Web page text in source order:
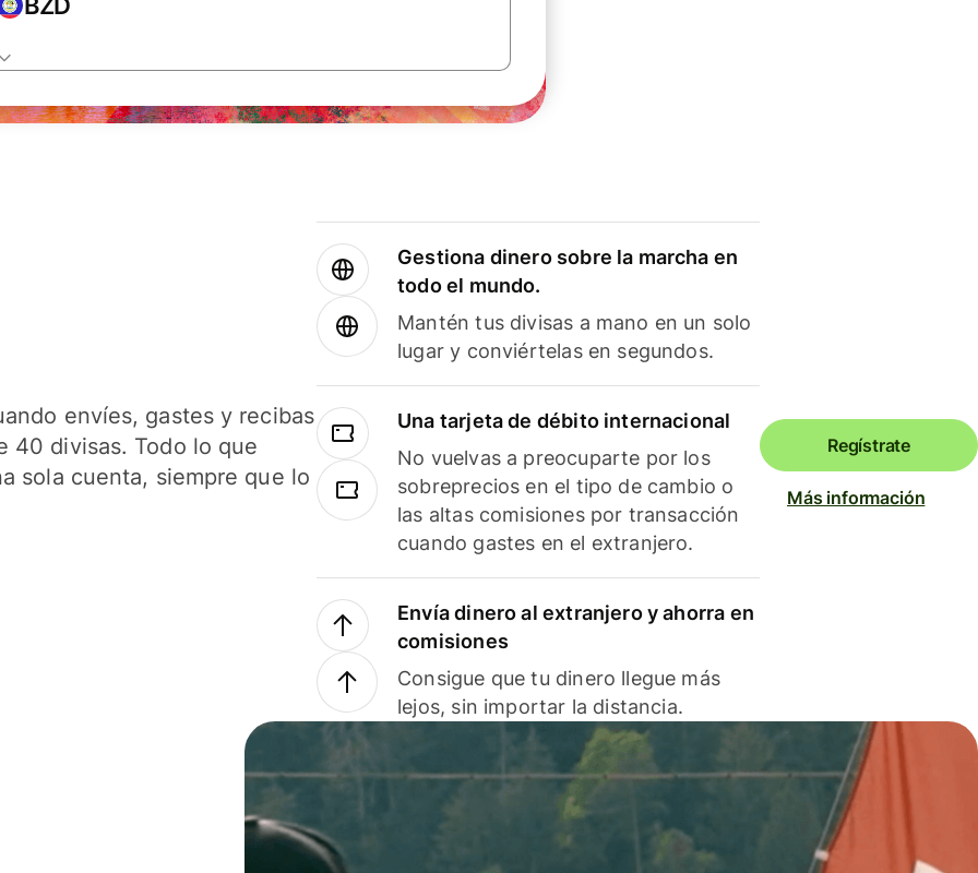
envíes, gastes y recibas
40 divisas. Todo lo que
sola cuenta, siempre que lo
Gestiona dinero sobre la marcha en
todo el mundo.
Mantén tus divisas a mano en un solo
lugar y conviértelas en segundos.
Una tarjeta de débito internacional
No vuelvas a preocuparte por los
sobreprecios en el tipo de cambio o
las altas comisiones por transacción
cuando gastes en el extranjero.
Envía dinero al extranjero y ahorra en
comisiones
Consigue que tu dinero llegue más
lejos, sin importar la distancia.
Regístrate
Más información